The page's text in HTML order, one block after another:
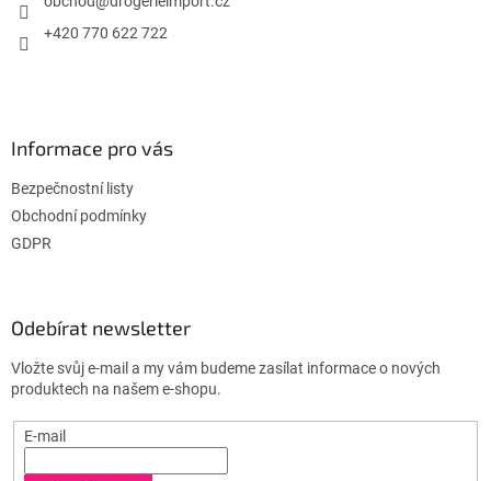
+420 770 622 722
Informace pro vás
Bezpečnostní listy
Obchodní podmínky
GDPR
Odebírat newsletter
Vložte svůj e-mail a my vám budeme zasílat informace o nových
produktech na našem e-shopu.
E-mail